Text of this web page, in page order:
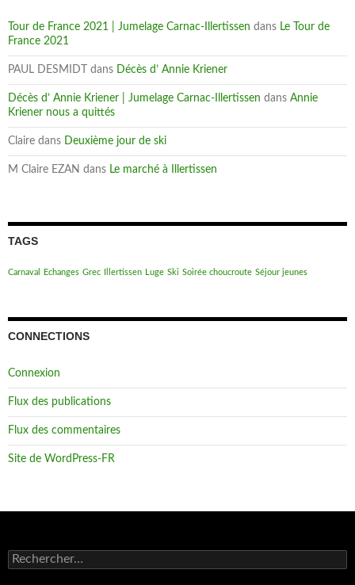
Tour de France 2021 | Jumelage Carnac-Illertissen dans Le Tour de
France 2021
PAUL DESMIDT dans Décès d’ Annie Kriener
Décès d’ Annie Kriener | Jumelage Carnac-Illertissen dans Annie
Kriener nous a quittés
Claire dans Deuxième jour de ski
M Claire EZAN dans Le marché à Illertissen
TAGS
Carnaval Echanges Grec Illertissen Luge Ski Soirée choucroute Séjour jeunes
CONNECTIONS
Connexion
Flux des publications
Flux des commentaires
Site de WordPress-FR
Rechercher :